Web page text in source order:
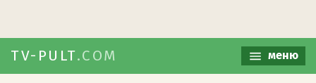
TV-PULT.COM меню